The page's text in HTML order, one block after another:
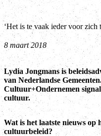
‘Het is te vaak ieder voor zich
8 maart 2018
Lydia Jongmans is
van Nederlandse
Cultuur+Ondernemen
cultuur.
Wat is het laatste nieuws op
cultuurbeleid?